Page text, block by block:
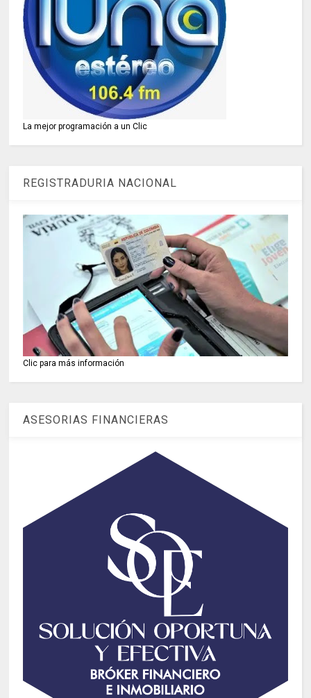
La mejor programación a un Clic
REGISTRADURIA NACIONAL
Clic para más información
ASESORIAS FINANCIERAS